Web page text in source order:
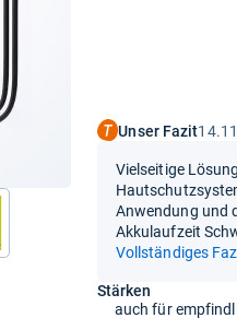
Unser Fazit
Vielseitige
Anwendung und
Akkulaufzeit
Vollständiges
Stärken
auch für